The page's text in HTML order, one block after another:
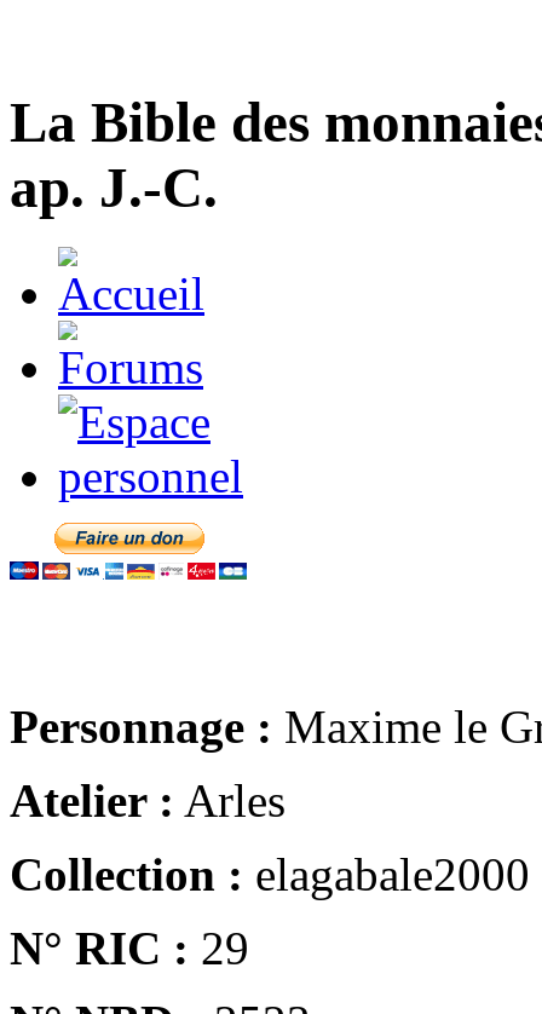
La Bible des
ap. J.-C.
Personnage : Maxime le
Atelier : Arles
Collection : elagabale2000
N° RIC : 29